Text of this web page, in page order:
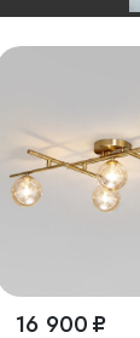
16 900 ₽